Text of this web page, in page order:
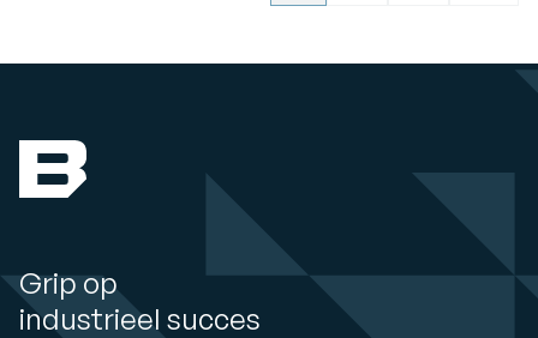
Grip op
industrieel succes